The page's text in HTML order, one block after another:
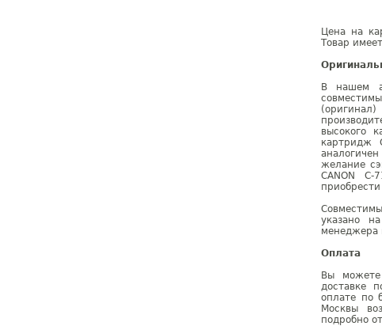
Цена на
Товар
В нашем
высокого
картридж
желание
CANON
указано
менеджера
Оплата
Вы
доставке
оплате по
Москвы
подробно